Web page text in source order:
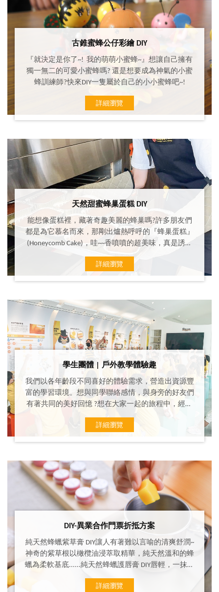
古錐蜜蜂公仔彩繪 DIY
『就決定是你了~! 我的萌萌小蜜蜂~』想讓自己擁有
獨一無二的可愛小蜜蜂嗎? 還是想要成為神氣的小蜜
蜂訓練師?快來DIY一隻屬於自己的小小蜜蜂吧~!
詳細瀏覽
天然甜蜜蜂巢蛋糕 DIY
能想像蛋糕裡，藏著奇趣美麗的蜂巢嗎?許多朋友們
都是為它慕名而來，那剛出爐熱呼呼的『蜂巢蛋糕』
(Honeycomb Cake)，哇~~香噴噴的超美味，真是誘人
詳細瀏覽
學生團體 | 戶外教學體驗趣
我們以各年齡段不同喜好的體驗需求，營造出資源豐
富的學習環境。想與同學聯絡感情，與身旁的好友們
有著共同的美好回憶 ?想在大家一起的旅程中，經歷
的獨家DIY手做體驗 ?想改變戶外教學的形式來提升戶
外活動的價值?賴爺爺蜜蜂小森林提供了 學生團體/戶
然，探索蜜蜂的生態世界！
詳細瀏覽
DIY-異業合作門票折抵方案
純天然蜂蠟紫草膏 DIY讓人有著難以言喻的清爽舒潤~
神奇的紫草根以橄欖油浸萃取精華，純天然溫和的蜂
蠟為柔軟基底......純天然蜂蠟護唇膏 DIY唇輕，一抹自
成份單純...
詳細瀏覽